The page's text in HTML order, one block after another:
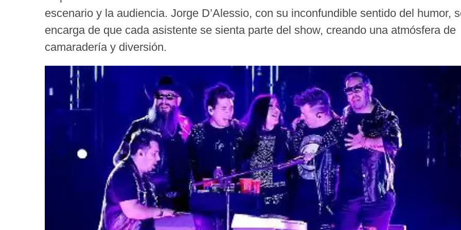
escenario y la audiencia. Jorge D’Alessio, con su inconfundible sentido del humor,
encarga de que cada asistente se sienta parte del show, creando una atmósfera de
camaradería y diversión.